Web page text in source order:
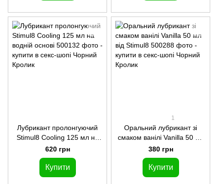
Лубрикант пролонгуючий
Stimul8 Cooling 125 мл на
водній основі
620 грн
Купити
1
Оральний лубрикант зі
смаком ванілі Vanilla 50 мл
від Stimul8
380 грн
Купити